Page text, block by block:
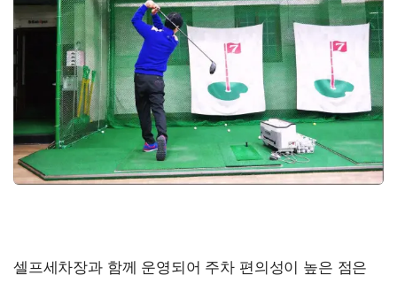
셀프세차장과 함께 운영되어 주차 편의성이 높은 점은